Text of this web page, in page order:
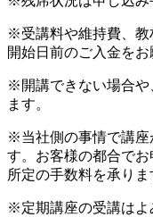
※受講料や維持費、教
開始日前のご入金をお
※開講できない場合や
ます。
※当社側の事情で講座
す。お客様の都合でお
所定の手数料を承りま
※定期講座の受講はよ